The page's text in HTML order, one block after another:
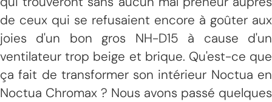
de ceux qui se refusaient encore à goûter aux
joies d'un bon gros NH-D15 à cause d'un
ventilateur trop beige et brique. Qu'est-ce que
ça fait de transformer son intérieur Noctua en
Noctua Chromax ? Nous avons passé quelques